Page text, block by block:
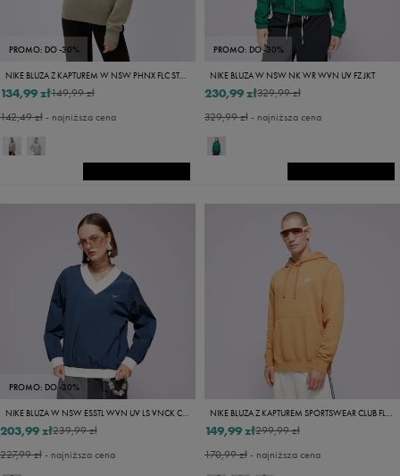
PROMO: DO -30%
NIKE BLUZA Z KAPTUREM W NSW PHNX FLC STD HOODIE
149,99 zł
134,99 zł
142,49 zł- najniższa cena
PROMO: DO -30%
NIKE BLUZA W NSW NK WR WVN UV FZ JKT
329,99 zł
230,99 zł
329,99 zł- najniższa cena
PROMO: DO -30%
NIKE BLUZA W NSW ESSTL WVN UV LS VNCK CRW
239,99 zł
203,99 zł
227,99 zł- najniższa cena
NIKE BLUZA Z KAPTUREM SPORTSWEAR CLUB FLEECE
299,99 zł
149,99 zł
170,99 zł- najniższa cena